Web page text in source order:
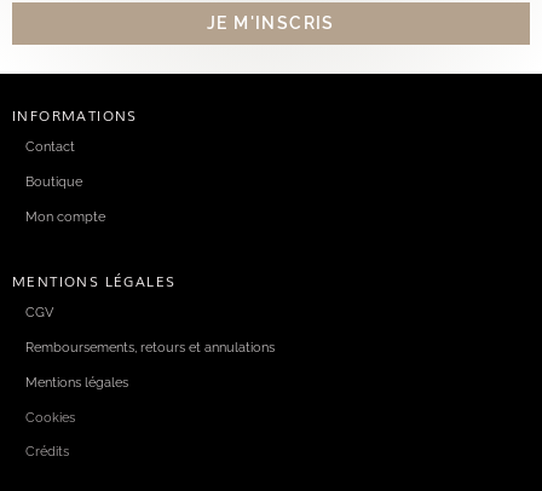
INFORMATIONS
Contact
Boutique
Mon compte
MENTIONS LÉGALES
CGV
Remboursements, retours et annulations
Mentions légales
Cookies
Crédits